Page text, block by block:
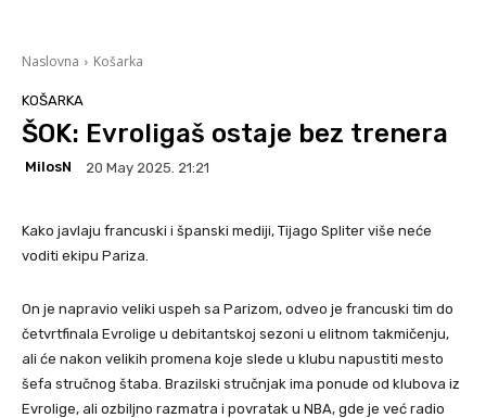
Naslovna Košarka
KOŠARKA
ŠOK: Evroligaš ostaje bez trenera
MilosN 20 May 2025. 21:21
Kako javlaju francuski i španski mediji, Tijago Spliter više neće
voditi ekipu Pariza.
On je napravio veliki uspeh sa Parizom, odveo je francuski tim do
četvrtfinala Evrolige u debitantskoj sezoni u elitnom takmičenju,
ali će nakon velikih promena koje slede u klubu napustiti mesto
šefa stručnog štaba. Brazilski stručnjak ima ponude od klubova iz
Evrolige, ali ozbiljno razmatra i povratak u NBA, gde je već radio